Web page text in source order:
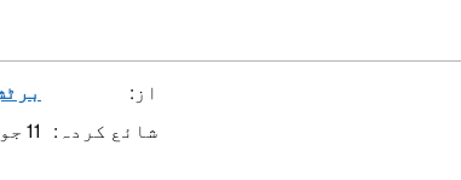
از:
شائع کردہ:
11 جولائی 2013